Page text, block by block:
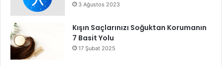
3 Ağustos 2023
Kışın Saçlarınızı Soğuktan Korumanın
7 Basit Yolu
17 Şubat 2025